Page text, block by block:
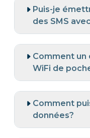
Puis-je
des SMS
Comment un
WiFi de
Comment
données?